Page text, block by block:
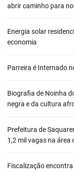
abrir caminho para
Energia solar
economia
Parreira é Internado
Biografia de Noinha
negra e da cultura
Prefeitura de
1,2 mil vagas na área
Fiscalização